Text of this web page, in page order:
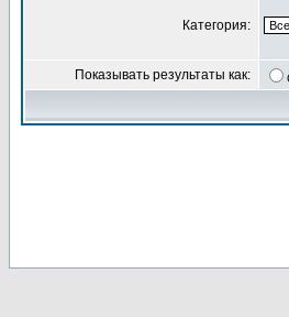
Категория:
Показывать результаты как: